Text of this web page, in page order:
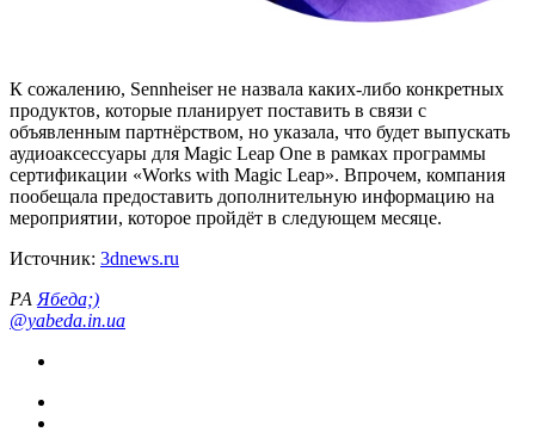
К сожалению, Sennheiser не назвала каких-либо конкретных
продуктов, которые планирует поставить в связи с
объявленным партнёрством, но указала, что будет выпускать
аудиоаксессуары для Magic Leap One в рамках программы
сертификации «Works with Magic Leap». Впрочем, компания
пообещала предоставить дополнительную информацию на
мероприятии, которое пройдёт в следующем месяце.
Источник: 3dnews.ru
РА Ябеда;)
@yabeda.in.ua